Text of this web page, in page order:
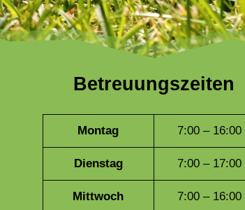
Betreuungszeiten
Montag 7:00 – 16:00
Dienstag 7:00 – 17:00
Mittwoch 7:00 – 16:00